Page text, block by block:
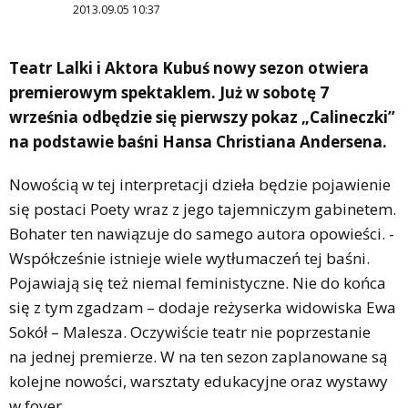
2013.09.05 10:37
Teatr Lalki i Aktora Kubuś nowy sezon otwiera
premierowym spektaklem. Już w sobotę 7
września odbędzie się pierwszy pokaz „Calineczki”
na podstawie baśni Hansa Christiana Andersena.
Nowością w tej interpretacji dzieła będzie pojawienie
się postaci Poety wraz z jego tajemniczym gabinetem.
Bohater ten nawiązuje do samego autora opowieści. -
Współcześnie istnieje wiele wytłumaczeń tej baśni.
Pojawiają się też niemal feministyczne. Nie do końca
się z tym zgadzam – dodaje reżyserka widowiska Ewa
Sokół – Malesza. Oczywiście teatr nie poprzestanie
na jednej premierze. W na ten sezon zaplanowane są
kolejne nowości, warsztaty edukacyjne oraz wystawy